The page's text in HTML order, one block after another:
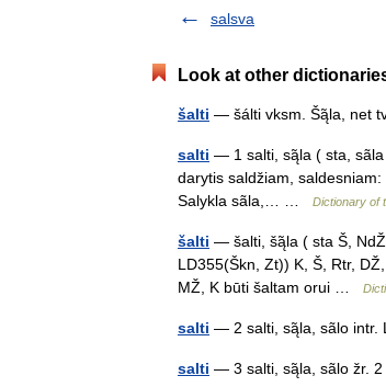
salsva
Look at other
šalti — šálti vksm. Šą̃la, net
salti — 1 salti, są̃la ( sta, sãla
darytis saldžiam,
Salykla sãla,… …
Dictionary of
šalti — šalti, šą̃la ( sta Š,
LD355(Škn, Zt)) K, Š, Rtr,
MŽ, K būti šaltam orui …
salti — 2 salti, są̃la, sãlo intr.
salti — 3 salti, są̃la, sãlo žr.